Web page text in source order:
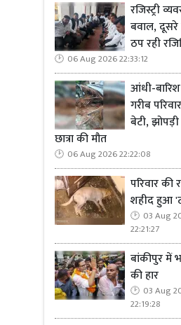
रजिस्ट्री
बवाल, दूसरे
ठप रही
06 Aug 2026 22:33:12
आंधी-
गरीब
बेटी,
छात्रा की मौत
06 Aug 2026 22:22:08
परिवार की
शहीद हुआ
03 Aug
22:21:27
बांकीपुर में
की हार
03 Aug
22:19:28